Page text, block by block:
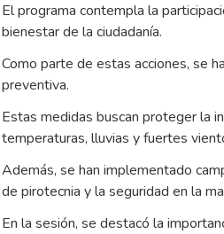
El programa contempla la
bienestar de la ciudadanía.
Como parte de estas acciones, se
preventiva.
Estas medidas buscan proteger la
temperaturas, lluvias y fuertes
Además, se han implementado
de pirotecnia y la seguridad en la
En la sesión, se destacó la